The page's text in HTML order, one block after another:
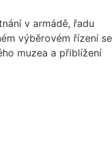
v armádě, řadu
výběrovém řízení se
muzea a přiblížení